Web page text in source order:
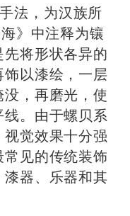
法，为汉族所
》中注释为镶
将形状各异的
以漆绘，一层
，再磨光，使
。由于螺贝系
觉效果十分强
见的传统装饰
器、乐器和其